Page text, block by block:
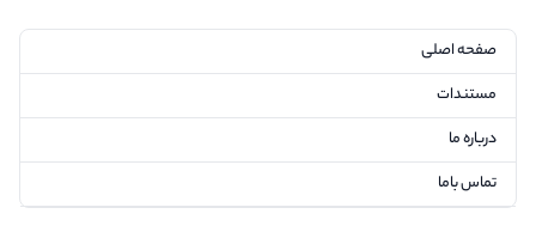
صفحه اصلی
مستندات
درباره ما
تماس باما